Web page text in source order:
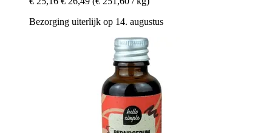
Bezorging uiterlijk op 14. augustus